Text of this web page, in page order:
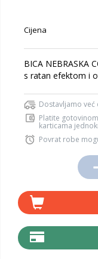
Cijena
BICA NEBRASKA
s ratan efektom i
Dostavljamo već
Platite
karticama
Povrat robe